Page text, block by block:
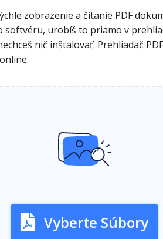
zobrazenie a čítanie PDF
urobíš to priamo v
nič inštalovať. Prehliadač
Vyberte Súbory